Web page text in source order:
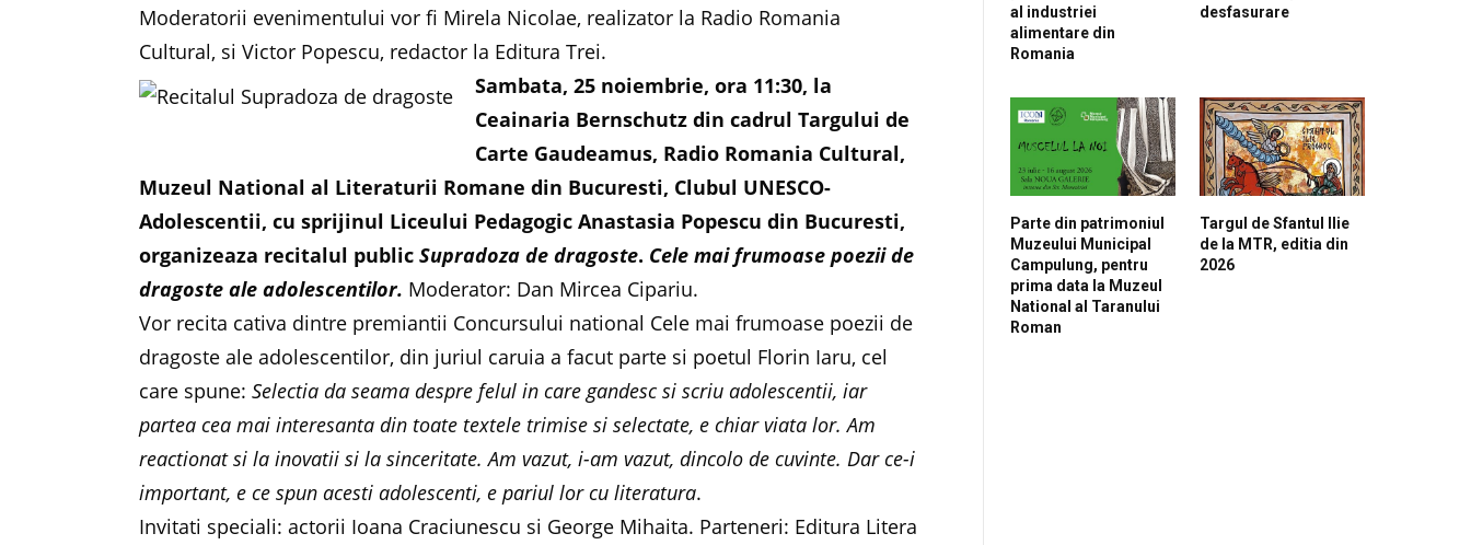
Moderatorii evenimentului vor fi Mirela Nicolae, realizator la Radio Romania
Cultural, si Victor Popescu, redactor la Editura Trei.
Sambata, 25 noiembrie, ora 11:30, la
Ceainaria Bernschutz din cadrul Targului de
Carte Gaudeamus, Radio Romania Cultural,
Muzeul National al Literaturii Romane din Bucuresti, Clubul UNESCO-
Adolescentii, cu sprijinul Liceului Pedagogic Anastasia Popescu din Bucuresti,
organizeaza recitalul publicSupradoza de dragoste. Cele mai frumoase poezii de
dragoste ale adolescentilor. Moderator: Dan Mircea Cipariu.
Vor recita cativa dintre premiantii Concursului national Cele mai frumoase poezii de
dragoste ale adolescentilor, din juriul caruia a facut parte si poetul Florin Iaru, cel
care spune:Selectia da seama despre felul in care gandesc si scriu adolescentii, iar
partea cea mai interesanta din toate textele trimise si selectate, e chiar viata lor. Am
reactionat si la inovatii si la sinceritate. Am vazut, i-am vazut, dincolo de cuvinte. Dar ce-i
important, e ce spun acesti adolescenti, e pariul lor cu literatura.
Invitati speciali: actorii Ioana Craciunescu si George Mihaita. Parteneri: Editura Litera
al industriei
alimentare din
Romania
desfasurare
Parte din patrimoniul
Muzeului Municipal
Campulung, pentru
prima data la Muzeul
National al Taranului
Roman
Targul de Sfantul Ilie
de la MTR, editia din
2026